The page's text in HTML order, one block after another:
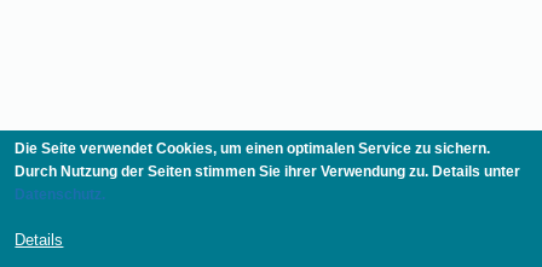
Die Seite verwendet Cookies, um einen optimalen Service zu sichern.
Durch Nutzung der Seiten stimmen Sie ihrer Verwendung zu. Details unter
Datenschutz.
Details